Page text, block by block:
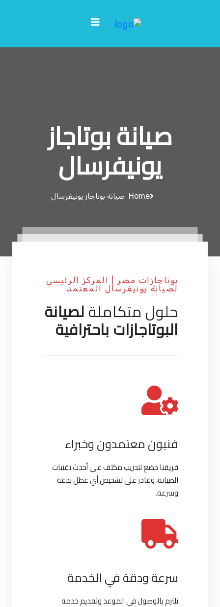
صيانة بوتاجاز
يونيفرسال
Home صيانة بوتاجاز يونيفرسال
بوتاجازات مصر | المركز الرئيسي
لصيانة يونيفرسال المعتمد
حلول متكاملةلصيانة
البوتاجازات باحترافية
فنيون معتمدون وخبراء
فريقنا خضع لتدريب مكثف على أحدث تقنيات
الصيانة، وقادر على تشخيص أي عطل بدقة
وسرعة.
سرعة ودقة في الخدمة
نلتزم بالوصول في الموعد وتقديم خدمة